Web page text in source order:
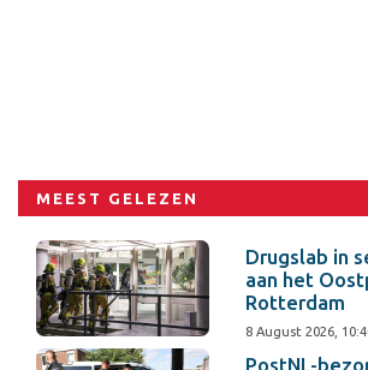
MEEST GELEZEN
Drugslab in
aan het
Rotterdam
8 August 2026,
PostNL-